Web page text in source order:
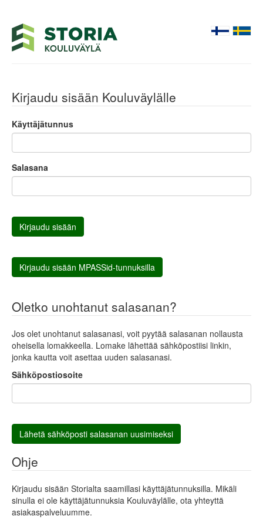
Kirjaudu sisään Kouluväylälle
Käyttäjätunnus
Salasana
Kirjaudu sisään
Kirjaudu sisään MPASSid-tunnuksilla
Oletko unohtanut salasanan?
Jos olet unohtanut salasanasi, voit pyytää salasanan nollausta
oheisella lomakkeella. Lomake lähettää sähköpostiisi linkin,
jonka kautta voit asettaa uuden salasanasi.
Sähköpostiosoite
Lähetä sähköposti salasanan uusimiseksi
Ohje
Kirjaudu sisään Storialta saamillasi käyttäjätunnuksilla. Mikäli
sinulla ei ole käyttäjätunnuksia Kouluväylälle, ota yhteyttä
asiakaspalveluumme.